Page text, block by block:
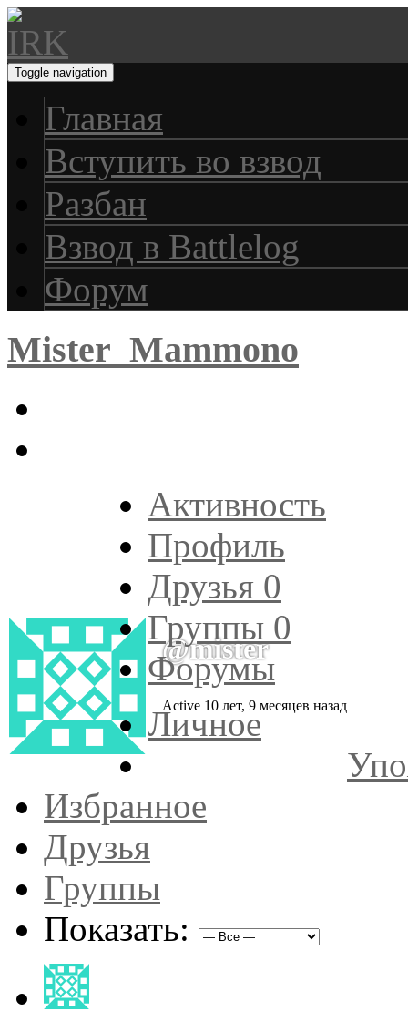
Toggle navigation
Главная
Вступить во взвод
Разбан
Взвод в Battlelog
Форум
Mister_Mammono
@mister
Active 10 лет, 9 месяцев назад
Активность
Профиль
Друзья 0
Группы 0
Форумы
Личное
Избранное
Друзья
Группы
Показать: